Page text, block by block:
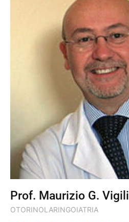
Prof. Maurizio G. Vigili
OTORINOLARINGOIATRIA